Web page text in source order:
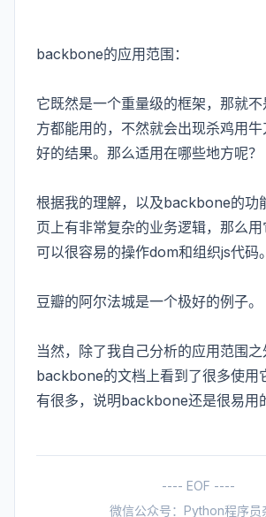
backbone的应用范围：
它既然是一个重量级的框架，那就
方都能用的，不然就会出现杀鸡用
好的结果。那么适用在哪些地方呢？
根据我的理解，以及backbone的功
页上有非常复杂的业务逻辑，那么
可以很容易的操作dom和组织js代码。
豆瓣的阿尔法城是一个极好的例子。
当然，除了我自己分析的应用范围之
backbone的文档上看到了很多使用
有很多，说明backbone还是很易用
---- EOF ----
微信公众号：Python程序员